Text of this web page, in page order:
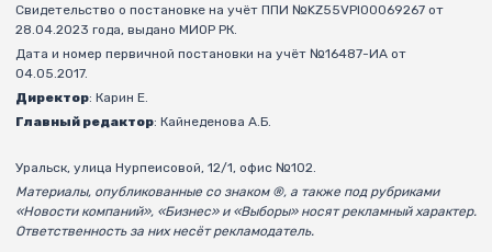
Свидетельство о постановке на учёт ППИ №KZ55VPI00069267 от
28.04.2023 года, выдано МИОР РК.
Дата и номер первичной постановки на учёт №16487-ИА от
04.05.2017.
Директор: Карин Е.
Главный редактор: Кайнеденова А.Б.
Уральск, улица Нурпеисовой, 12/1, офис №102.
Материалы, опубликованные со знаком ®, а также под рубриками
«Новости компаний», «Бизнес» и «Выборы» носят рекламный характер.
Ответственность за них несёт рекламодатель.